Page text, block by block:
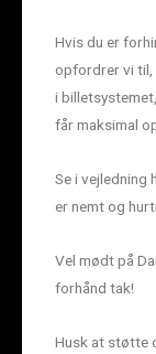
Hvis du er
opfordrer vi til,
i
får maksimal
Se i vejledning
er nemt og
Vel mødt på
forhånd tak!
Husk at støtte